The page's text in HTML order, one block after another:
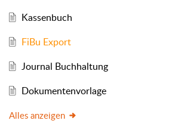
Kassenbuch
FiBu Export
Journal Buchhaltung
Dokumentenvorlage
Alles anzeigen